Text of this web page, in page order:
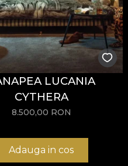
din materiale naturale,
acest mod, te poti
LUCANIA
CYTHERA
8.500,00 RON
Adauga in cos